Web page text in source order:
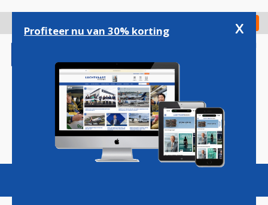
gaan
Check in
Magazine Podcasts Vacatures
Profiteer nu van 30% korting x